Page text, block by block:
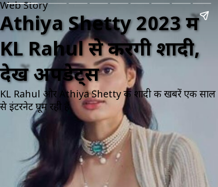
Web Story
Athiya Shetty 2023 में
KL Rahul से करेंगी शादी,
देखें अपडेट्स
KL Rahul और Athiya Shetty की शादी की खबरें एक साल
से इंटरनेट घूम रही हैं